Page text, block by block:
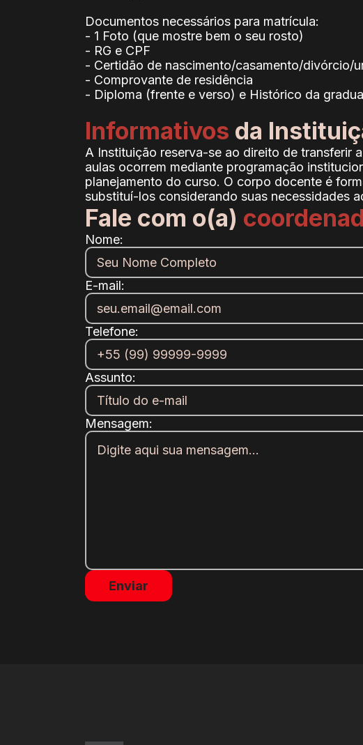
Documentos necessários para matrícula:
- 1 Foto (que mostre bem o seu rosto)
- RG e CPF
- Certidão de nascimento/casamento/divórcio/
- Comprovante de residência
- Diploma (frente e verso) e Histórico da
Informativos da
A Instituição reserva-se ao direito de transferir
aulas ocorrem mediante programação
planejamento do curso. O corpo docente é
substituí-los considerando suas necessidades
Fale com o(a)
Nome:
E-mail:
Telefone:
Assunto:
Mensagem: